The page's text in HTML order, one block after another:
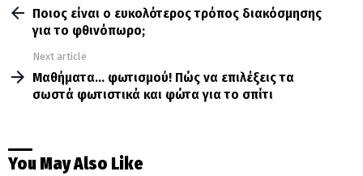
more Ποιος είναι ο ευκολότερος τρόπος διακόσμησης
για το φθινόπωρο;
Next article
Μαθήματα… φωτισμού! Πώς να επιλέξεις τα
σωστά φωτιστικά και φώτα για το σπίτι
You May Also Like